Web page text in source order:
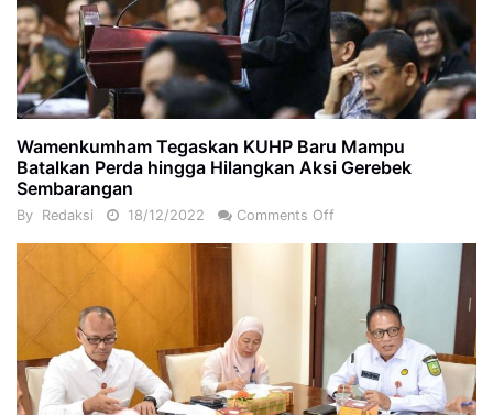
Wamenkumham Tegaskan KUHP Baru Mampu
Batalkan Perda hingga Hilangkan Aksi Gerebek
Sembarangan
By Redaksi 18/12/2022 Comments Off